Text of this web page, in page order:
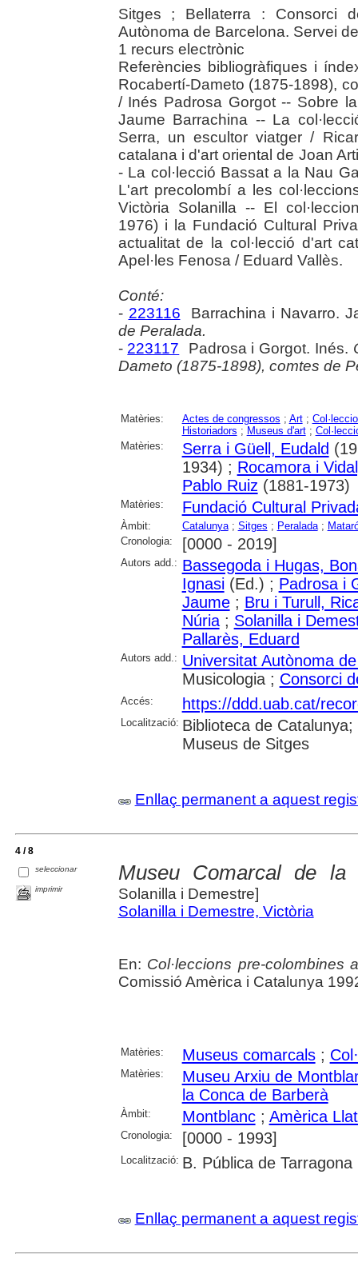
Sitges ; Bellaterra : Consorci
Autònoma de Barcelona. Servei
1 recurs electrònic
Referències bibliogràfiques i
Rocabertí-Dameto (1875-1898),
/ Inés Padrosa Gorgot -- Sobre
Jaume Barrachina -- La
Serra, un escultor viatger /
catalana i d'art oriental de Joan
- La col·lecció Bassat a la Nau
L'art precolombí a les
Victòria Solanilla -- El
1976) i la Fundació Cultural
actualitat de la col·lecció d'art
Apel·les Fenosa / Eduard Vallès.
Conté:
- 223116 Barrachina i Navarro.
de Peralada.
- 223117 Padrosa i Gorgot. Inés.
Dameto (1875-1898), comtes de
Matèries: Actes de congressos ; Art;
Historiadors ; Museus d'art;
Matèries:
Serra i Güell, Eudald
1934) ; Rocamora i
Pablo Ruiz (1881-1973)
Matèries: Fundació Cultural
Àmbit: Catalunya; Sitges ; Peralada;
Cronologia:
[0000 - 2019]
Autors add.: Bassegoda i Hugas,
Ignasi(Ed.) ; Padrosa i
Jaume; Bru i Turull,
Núria; Solanilla i
Pallarès, Eduard
Autors add.: Universitat Autònoma
Musicologia ; Consorci
Accés: https://ddd.uab.cat/
Localització: Biblioteca de
Museus de Sitges
Enllaç permanent a aquest
4 / 8
seleccionar
imprimir
Museu Comarcal de la
Solanilla i Demestre]
Solanilla i Demestre, Victòria
En: Col·leccions pre-colombines
Comissió Amèrica i Catalunya
Matèries: Museus comarcals;
Matèries:
Museu Arxiu de
la Conca de Barberà
Àmbit: Montblanc; Amèrica
Cronologia: [0000 - 1993]
Localització: B. Pública de Tarragona
Enllaç permanent a aquest